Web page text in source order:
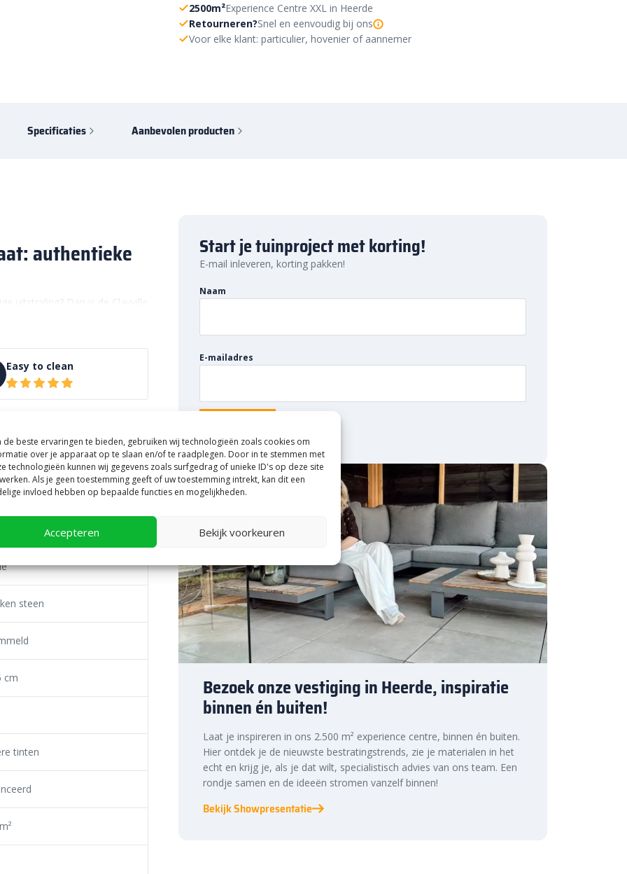
de beste ervaringen te bieden, gebruiken wij technologieën zoals cookies om
over je apparaat op te slaan en/of te raadplegen. Door in te stemmen met
technologieën kunnen wij gegevens zoals surfgedrag of unieke ID's op deze site
Als je geen toestemming geeft of uw toestemming intrekt, kan dit een
invloed hebben op bepaalde functies en mogelijkheden.
Accepteren Bekijk voorkeuren
2500m²Experience Centre XXL in Heerde
Retourneren?Snel en eenvoudig bij ons
Voor elke klant: particulier, hovenier of aannemer
Specificaties Aanbevolen producten
authentieke
uitstraling? Dan is de Clayville
kleuren zorgen
de getrommelde afwerking.
bestrating hard, slijtvast en
gebruik. Zo kies je niet
basis.
afwerking. Dat wil
ondergaan, namelijk
randen en hoeken. Hierdoor
voller en levendiger
tuin, een sfeervol terras of
moderne tuinen met strakke
verwerken
voldoende. Een
hier een ondergrond voor
elkaar aan. Met
eens onkruidgroei wordt
weet je zeker dat de stenen
ben je verzekerd van
prijs, snelle
prijs in Nederland. Dankzij
eens snel aan de slag met
de hoogwaardige kwaliteit en
Easy to clean
steen
cm
tinten
Start je tuinproject met korting!
E-mail inleveren, korting pakken!
Naam
E-mailadres
Bezoek onze vestiging in Heerde, inspiratie
binnen én buiten!
Laat je inspireren in ons 2.500 m² experience centre, binnen én buiten.
Hier ontdek je de nieuwste bestratingstrends, zie je materialen in het
echt en krijg je, als je dat wilt, specialistisch advies van ons team. Een
rondje samen en de ideeën stromen vanzelf binnen!
Bekijk Showpresentatie